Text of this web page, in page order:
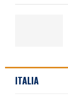
ITALIA